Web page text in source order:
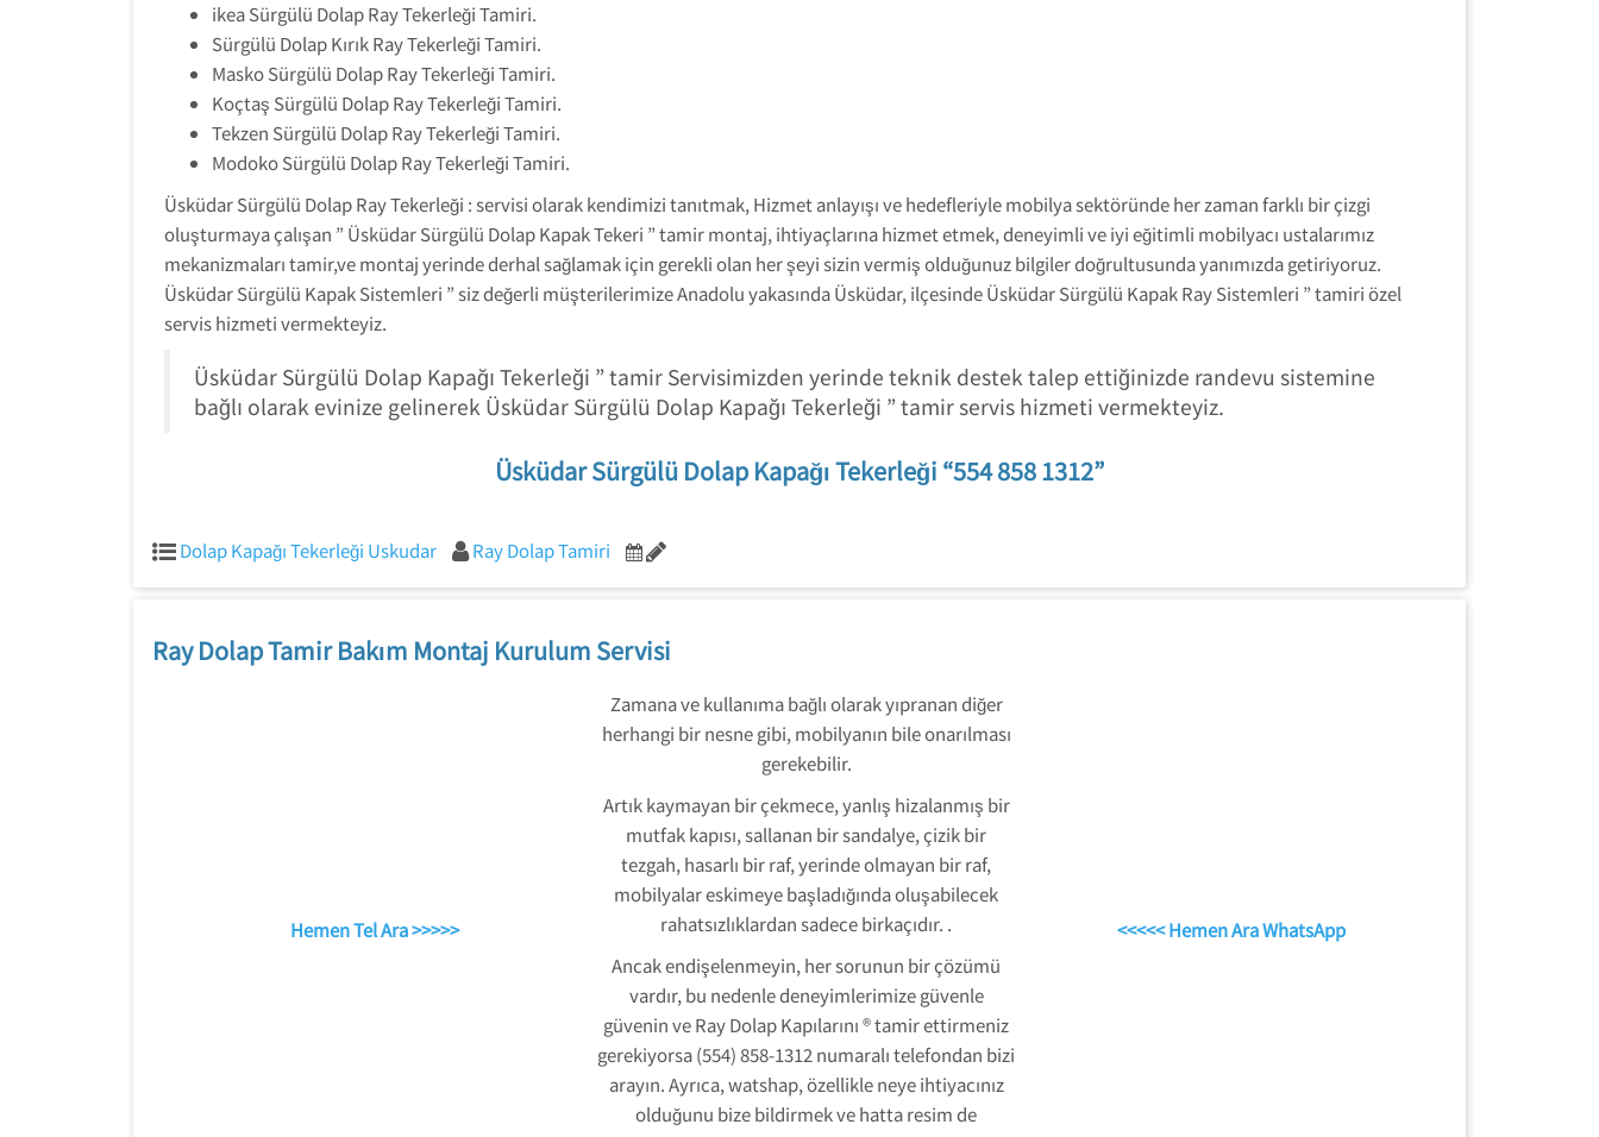
ikea Sürgülü Dolap Ray Tekerleği Tamiri.
Sürgülü Dolap Kırık Ray Tekerleği Tamiri.
Masko Sürgülü Dolap Ray Tekerleği Tamiri.
Koçtaş Sürgülü Dolap Ray Tekerleği Tamiri.
Tekzen Sürgülü Dolap Ray Tekerleği Tamiri.
Modoko Sürgülü Dolap Ray Tekerleği Tamiri.
Üsküdar Sürgülü Dolap Ray Tekerleği : servisi olarak kendimizi tanıtmak, Hizmet anlayışı ve hedefleriyle mobilya sektöründe her zaman farklı bir çizgi
oluşturmaya çalışan ” Üsküdar Sürgülü Dolap Kapak Tekeri ” tamir montaj, ihtiyaçlarına hizmet etmek, deneyimli ve iyi eğitimli mobilyacı ustalarımız
mekanizmaları tamir,ve montaj yerinde derhal sağlamak için gerekli olan her şeyi sizin vermiş olduğunuz bilgiler doğrultusunda yanımızda getiriyoruz.
Üsküdar Sürgülü Kapak Sistemleri ” siz değerli müşterilerimize Anadolu yakasında Üsküdar, ilçesinde Üsküdar Sürgülü Kapak Ray Sistemleri ” tamiri özel
servis hizmeti vermekteyiz.
Üsküdar Sürgülü Dolap Kapağı Tekerleği ” tamir Servisimizden yerinde teknik destek talep ettiğinizde randevu sistemine
bağlı olarak evinize gelinerek Üsküdar Sürgülü Dolap Kapağı Tekerleği ” tamir servis hizmeti vermekteyiz.
Üsküdar Sürgülü Dolap Kapağı Tekerleği “554 858 1312”
Dolap Kapağı Tekerleği Uskudar Ray Dolap Tamiri
Ray Dolap Tamir Bakım Montaj Kurulum Servisi
Hemen Tel Ara >>>>>
Zamana ve kullanıma bağlı olarak yıpranan diğer
herhangi bir nesne gibi, mobilyanın bile onarılması
gerekebilir.
Artık kaymayan bir çekmece, yanlış hizalanmış bir
mutfak kapısı, sallanan bir sandalye, çizik bir
tezgah, hasarlı bir raf, yerinde olmayan bir raf,
mobilyalar eskimeye başladığında oluşabilecek
rahatsızlıklardan sadece birkaçıdır. .
Ancak endişelenmeyin, her sorunun bir çözümü
vardır, bu nedenle deneyimlerimize güvenle
güvenin ve Ray Dolap Kapılarını ® tamir ettirmeniz
gerekiyorsa (554) 858-1312 numaralı telefondan bizi
arayın. Ayrıca, watshap, özellikle neye ihtiyacınız
olduğunu bize bildirmek ve hatta resim de
<<<<< Hemen Ara WhatsApp